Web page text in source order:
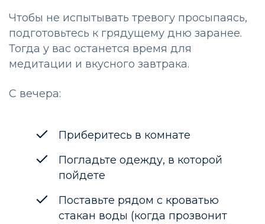
Чтобы не испытывать тревогу просыпаясь,
подготовьтесь к грядущему дню заранее.
Тогда у вас останется время для
медитации и вкусного завтрака.
С вечера:
Приберитесь в комнате
Погладьте одежду, в которой
пойдете
Поставьте рядом с кроватью
стакан воды (когда прозвонит